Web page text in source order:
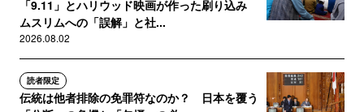
「9.11」とハリウッド映画が作った刷り込み
ムスリムへの「誤解」と社...
2026.08.02
読者限定
伝統は他者排除の免罪符なのか？ 日本を覆う